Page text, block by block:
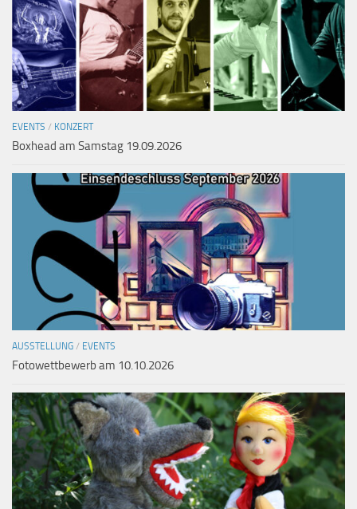
EVENTS / KONZERT
Boxhead am Samstag 19.09.2026
AUSSTELLUNG / EVENTS
Fotowettbewerb am 10.10.2026